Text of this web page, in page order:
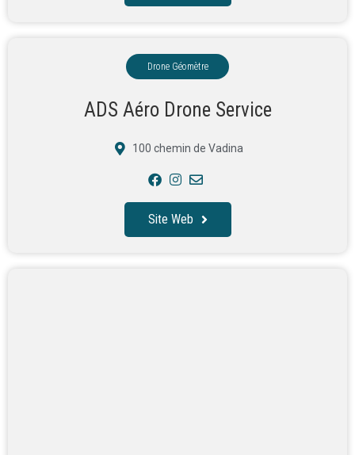
Drone Géomètre
ADS Aéro Drone Service
100 chemin de Vadina
Site Web